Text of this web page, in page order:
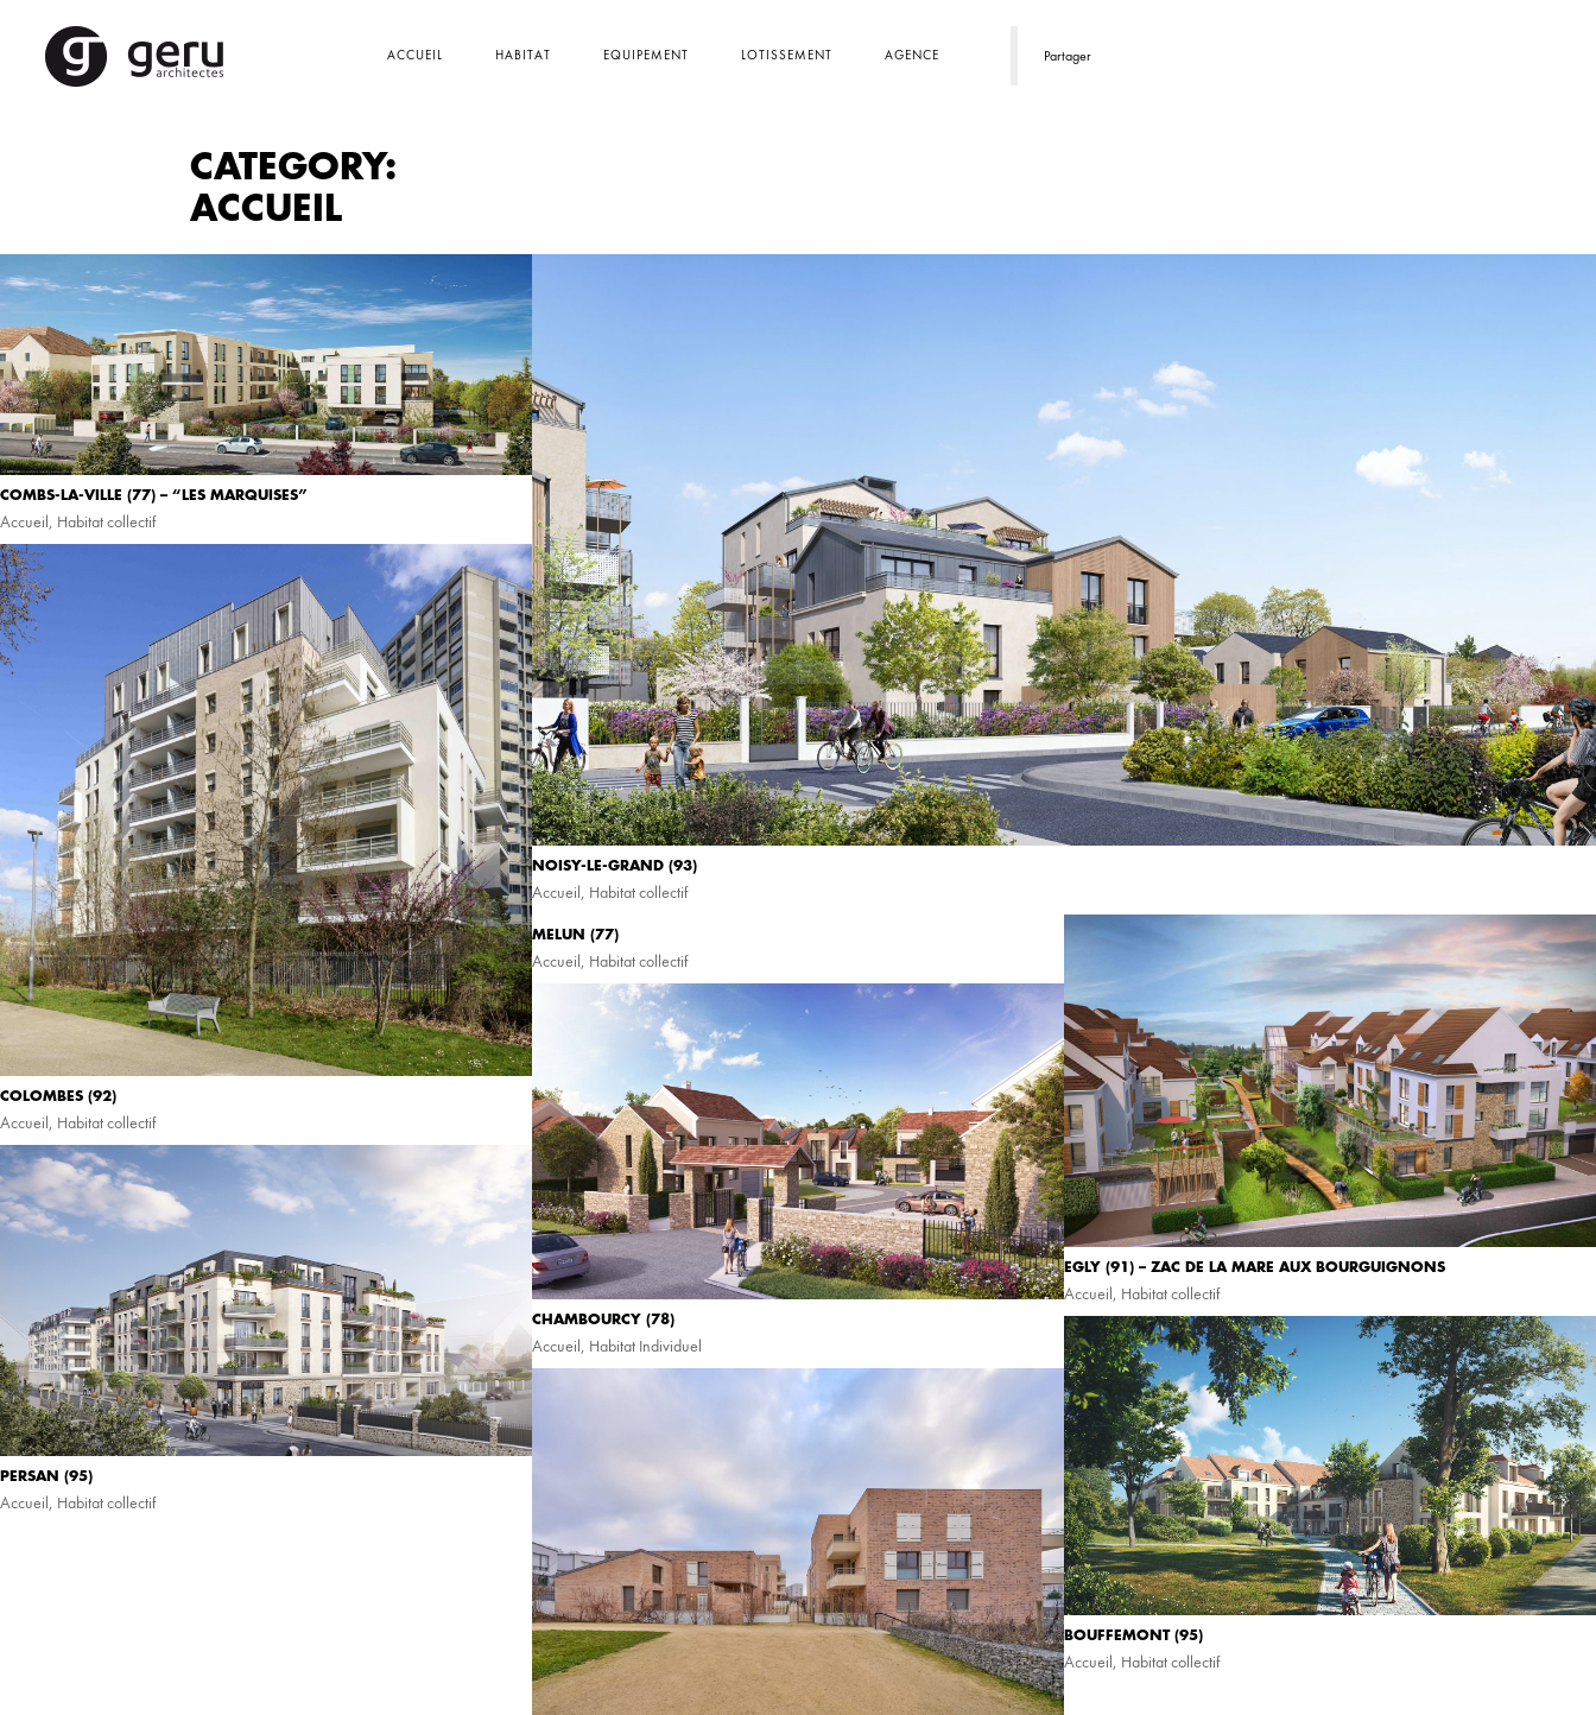
ACCUEIL HABITAT EQUIPEMENT LOTISSEMENT AGENCE Partager
CATEGORY:
ACCUEIL
COMBS-LA-VILLE (77) – “LES MARQUISES”
Accueil, Habitat collectif
NOISY-LE-GRAND (93)
Accueil, Habitat collectif
COLOMBES (92)
Accueil, Habitat collectif
MELUN (77)
Accueil, Habitat collectif
EGLY (91) – ZAC DE LA MARE AUX BOURGUIGNONS
Accueil, Habitat collectif
CHAMBOURCY (78)
Accueil, Habitat Individuel
PERSAN (95)
Accueil, Habitat collectif
BOUFFEMONT (95)
Accueil, Habitat collectif